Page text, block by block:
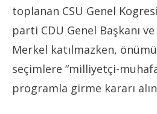
toplanan CSU Genel
parti CDU Genel Başkanı
Merkel katılmazken,
seçimlere “milliyetçi-
programla girme kararı